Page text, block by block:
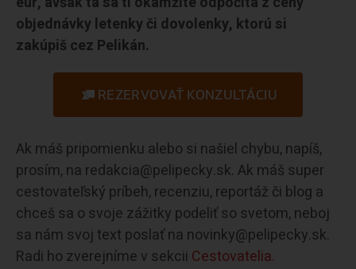
objednávky letenky či dovolenky, ktorú si
zakúpiš cez Pelikán.
REZERVOVAŤ KONZULTÁCIU
Ak máš pripomienku alebo si našiel chybu, napíš,
prosím, na redakcia@pelipecky.sk. Ak máš super
cestovateľský príbeh, recenziu, reportáž či blog a
chceš sa o svoje zážitky podeliť so svetom, neboj
sa nám svoj text poslať na novinky@pelipecky.sk.
Radi ho zverejníme v sekcii Cestovatelia.